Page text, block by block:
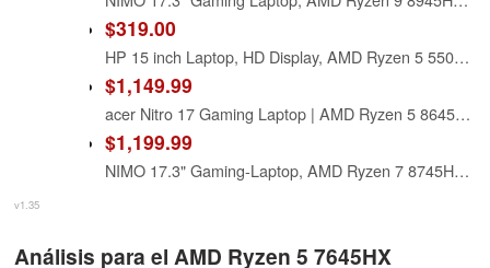
$319.00
HP 15 inch Laptop, HD Display, AMD Ryzen 5 5500U, 8 GB RAM, 256 GB SSD, AMD Radeon Graphics, Windows 11 Home, 15-ef2099nr (2023)
$1,149.99
acer Nitro 17 Gaming Laptop | AMD Ryzen 5 8645HS Hexa-Core AI Capable Processor | NVIDIA GeForce RTX 4050 Laptop GPU | 17.3" FHD IPS 165Hz Display | 16GB DDR5 | 512GB SSD | Wi-Fi 6E | AN17-42-R61S
$1,199.99
NIMO 17.3" Gaming-Laptop, AMD Ryzen 7 8745HS (Up to 4.9GHz Beat R9 7940HS) 32GB RAM 1TB SSD Radeon 780M, USB 4.0 FHD PC for AI Multitasking & Remote Video Creators Streaming 2-Yr Warranty
v1.35
Análisis para el AMD Ryzen 5 7645HX